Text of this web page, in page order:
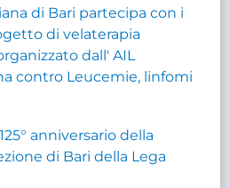
di Bari partecipa con i
di velaterapia
dall' AIL
contro Leucemie, linfomi
anniversario della
di Bari della Lega